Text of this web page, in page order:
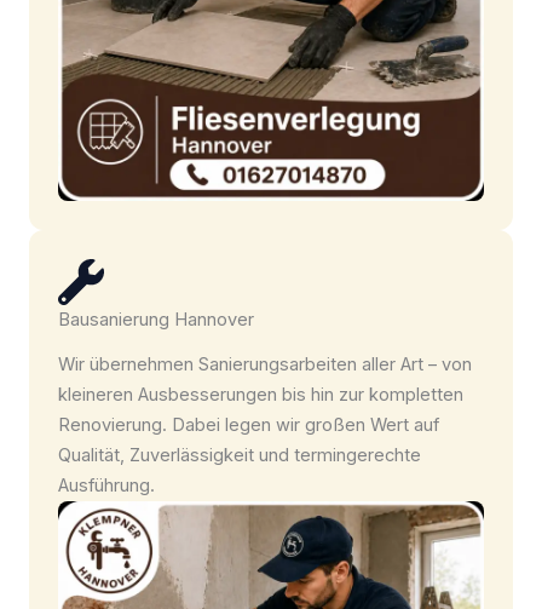
Bausanierung Hannover
Wir übernehmen Sanierungsarbeiten aller Art – von
kleineren Ausbesserungen bis hin zur kompletten
Renovierung. Dabei legen wir großen Wert auf
Qualität, Zuverlässigkeit und termingerechte
Ausführung.